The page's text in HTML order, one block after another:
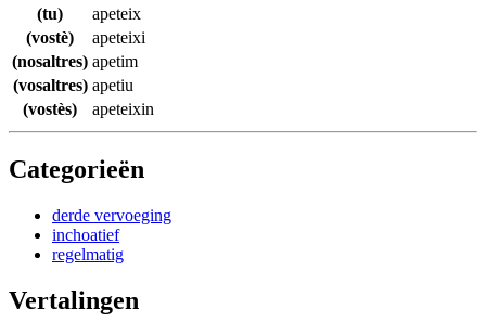
(tu)
apeteix
(vostè)
apeteixi
(nosaltres) apetim
(vosaltres) apetiu
(vostès)
apeteixin
Categorieën
derde vervoeging
inchoatief
regelmatig
Vertalingen